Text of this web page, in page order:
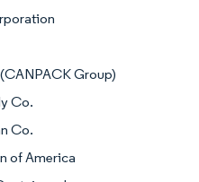
Group)
Co.
Co.
of America